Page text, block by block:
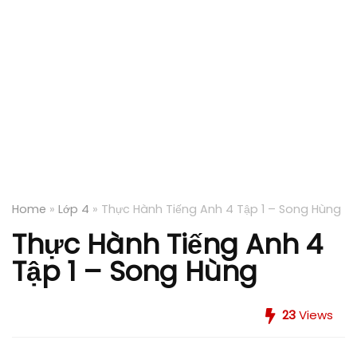
Home » Lớp 4 » Thực Hành Tiếng Anh 4 Tập 1 – Song Hùng
Thực Hành Tiếng Anh 4
Tập 1 – Song Hùng
23Views